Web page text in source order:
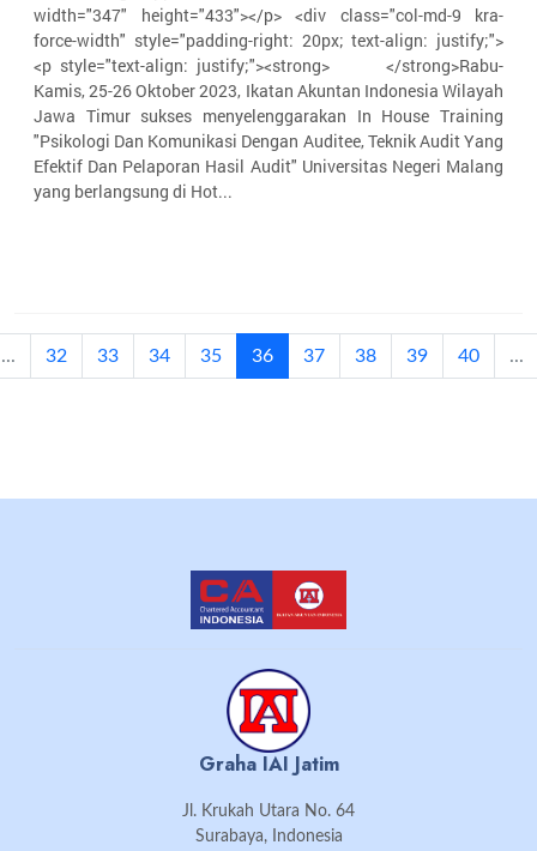
width="347" height="433"></p> <div class="col-md-9 kra-
force-width" style="padding-right: 20px; text-align: justify;">
<p style="text-align: justify;"><strong> </strong>Rabu-
Kamis, 25-26 Oktober 2023, Ikatan Akuntan Indonesia Wilayah
Jawa Timur sukses menyelenggarakan In House Training
"Psikologi Dan Komunikasi Dengan Auditee, Teknik Audit Yang
Efektif Dan Pelaporan Hasil Audit" Universitas Negeri Malang
yang berlangsung di Hot...
... 32 33 34 35 36(current)
37 38 39 40 ...
Graha IAI Jatim
Jl. Krukah Utara No. 64
Surabaya, Indonesia